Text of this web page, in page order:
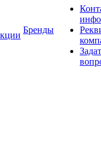
Бренды